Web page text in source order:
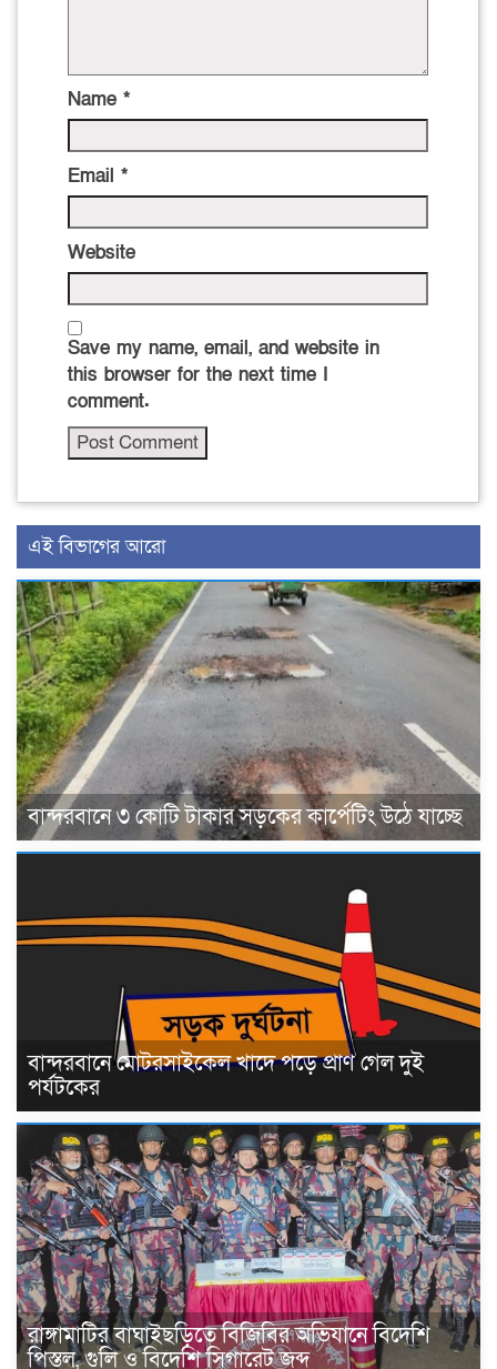
Name *
Email *
Website
Save my name, email, and website in
this browser for the next time I
comment.
এই বিভাগের আরো
বান্দরবানে ৩ কোটি টাকার সড়কের কার্পেটিং উঠে যাচ্ছে
বান্দরবানে মোটরসাইকেল খাদে পড়ে প্রাণ গেল দুই
পর্যটকের
রাঙ্গামাটির বাঘাইছড়িতে বিজিবির অভিযানে বিদেশি
পিস্তল, গুলি ও বিদেশি সিগারেট জব্দ